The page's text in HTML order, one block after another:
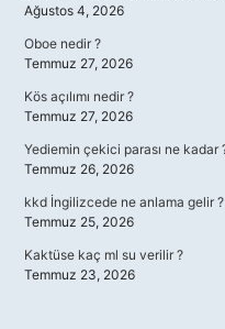
Ağustos 4, 2026
Oboe nedir ?
Temmuz 27, 2026
Kös açılımı nedir ?
Temmuz 27, 2026
Yediemin çekici parası ne kadar
Temmuz 26, 2026
kkd İngilizcede ne anlama gelir ?
Temmuz 25, 2026
Kaktüse kaç ml su verilir ?
Temmuz 23, 2026